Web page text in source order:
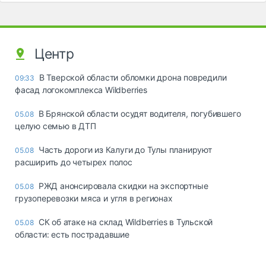
Центр
09:33
В Тверской области обломки дрона повредили
фасад логокомплекса Wildberries
05.08 В Брянской области осудят водителя, погубившего
целую семью в ДТП
05.08 Часть дороги из Калуги до Тулы планируют
расширить до четырех полос
05.08 РЖД анонсировала скидки на экспортные
грузоперевозки мяса и угля в регионах
05.08 СК об атаке на склад Wildberries в Тульской
области: есть пострадавшие